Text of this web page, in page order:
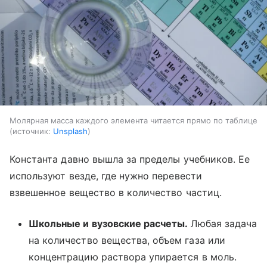
Молярная масса каждого элемента читается прямо по таблице
источник: Unsplash
Константа давно вышла за пределы учебников. Ее
используют везде, где нужно перевести
взвешенное вещество в количество частиц.
Школьные и вузовские расчеты. Любая задача
на количество вещества, объем газа или
концентрацию раствора упирается в моль.